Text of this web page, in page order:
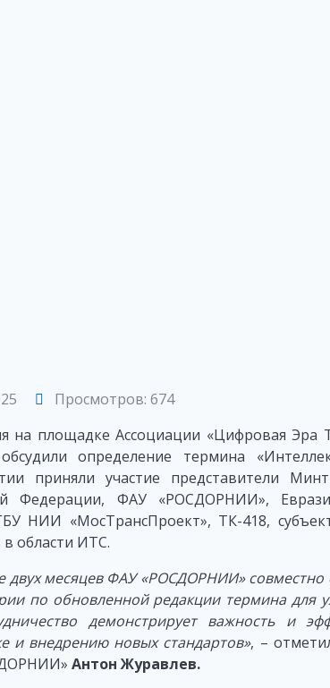
Просмотров: 674
на площадке Ассоциации «Цифровая Эра
определение термина
приняли участие представители
Федерации, ФАУ «РОСДОРНИИ»,
НИИ «МосТрансПроект», ТК-418,
в области ИТС.
двух месяцев ФАУ «РОСДОРНИИ»
по обновленной редакции термина для
демонстрирует важность и
и внедрению новых стандартов», –
Антон Журавлев.